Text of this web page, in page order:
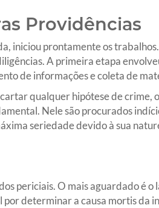
Providências
iniciou prontamente os
A primeira etapa
de informações e coleta de
qualquer hipótese de crime,
Nele são procurados
seriedade devido à sua
periciais. O mais aguardado é
determinar a causa mortis da